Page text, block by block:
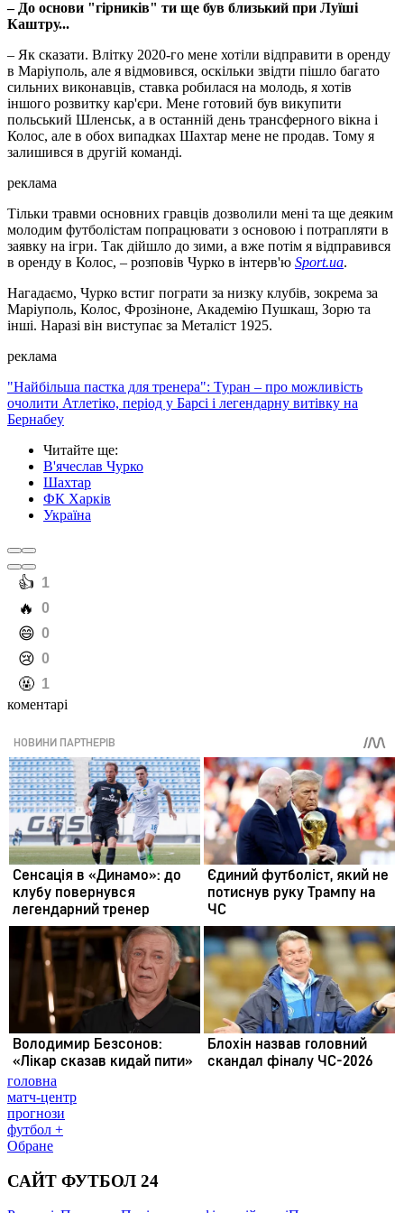
– До основи "гірників" ти ще був близький при Луїші
Каштру...
– Як сказати. Влітку 2020-го мене хотіли відправити в оренду
в Маріуполь, але я відмовився, оскільки звідти пішло багато
сильних виконавців, ставка робилася на молодь, я хотів
іншого розвитку кар'єри. Мене готовий був викупити
польський Шленськ, а в останній день трансферного вікна і
Колос, але в обох випадках Шахтар мене не продав. Тому я
залишився в другій команді.
реклама
Тільки травми основних гравців дозволили мені та ще деяким
молодим футболістам попрацювати з основою і потрапляти в
заявку на ігри. Так дійшло до зими, а вже потім я відправився
в оренду в Колос, – розповів Чурко в інтерв'ю Sport.ua.
Нагадаємо, Чурко встиг пограти за низку клубів, зокрема за
Маріуполь, Колос, Фрозіноне, Академію Пушкаш, Зорю та
інші. Наразі він виступає за Металіст 1925.
реклама
"Найбільша пастка для тренера": Туран – про можливість
очолити Атлетіко, період у Барсі і легендарну витівку на
Бернабеу
Читайте ще:
В'ячеслав Чурко
Шахтар
ФК Харків
Україна
️👍 1
️🔥 0
️😄 0
️😢 0
️🤬 1
коментарі
головна
матч-центр
прогнози
футбол +
Обране
САЙТ ФУТБОЛ 24